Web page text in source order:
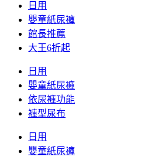
日用
嬰童紙尿褲
館長推薦
大王6折起
日用
嬰童紙尿褲
依尿褲功能
褲型尿布
日用
嬰童紙尿褲